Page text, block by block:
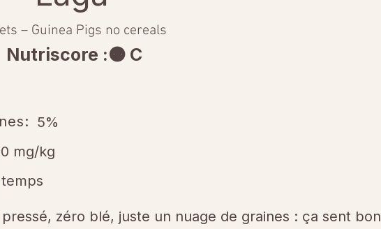
– Guinea Pigs no cereals
Nutriscore :🟠 C
5%
mg/kg
zéro blé, juste un nuage de graines : ça sent bon